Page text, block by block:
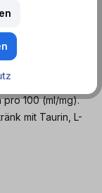
dem Monster
100 (ml/mg).
mit Taurin, L-